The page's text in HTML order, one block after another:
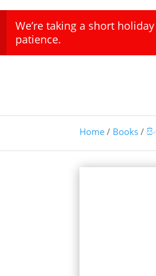
We’re taking a short
patience.
Home / Books /